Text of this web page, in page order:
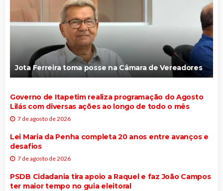
Jota Ferreira toma posse na Câmara de Vereadores
Governo de Itapetim realiza programação do Agosto
Lilás com diversas ações ao longo de todo o mês
7 de agosto de 2026
Lei Maria da Penha completa 20 anos entre avanços e
desafios
7 de agosto de 2026
PSDB Cidadania tira apoio a Raquel e faz João Campos
ter maior tempo no guia eleitoral